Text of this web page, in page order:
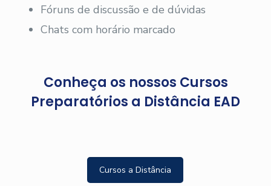
Fóruns de discussão e de dúvidas
Chats com horário marcado
Conheça os nossos Cursos
Preparatórios a Distância EAD
Cursos a Distância